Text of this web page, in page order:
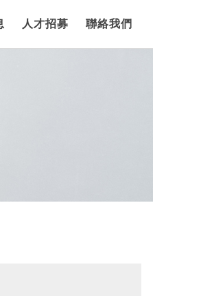
人才招募 聯絡我們